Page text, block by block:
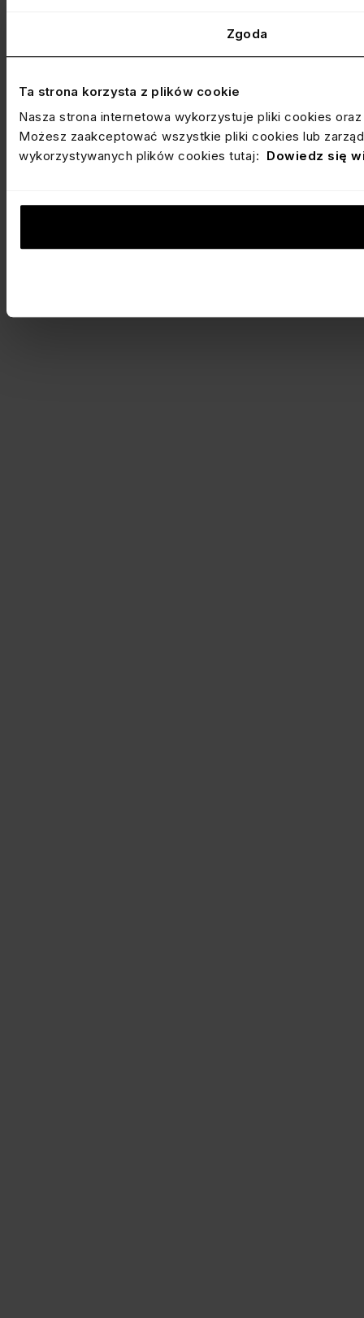
Zgoda
Ta strona korzysta z plików cookie
Nasza strona internetowa wykorzystuje pliki cookies
Możesz zaakceptować wszystkie pliki cookies lub
wykorzystywanych plików cookies tutaj: Dowiedz się